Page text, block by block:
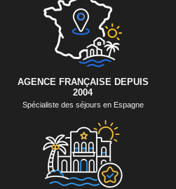
AGENCE FRANÇAISE DEPUIS
2004
Spécialiste des séjours en Espagne